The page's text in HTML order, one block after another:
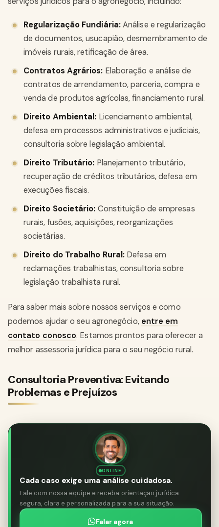
Regularização Fundiária:Análise e regularização
de documentos, usucapião, desmembramento de
imóveis rurais, retificação de área.
Contratos Agrários: Elaboração e análise de
contratos de arrendamento, parceria, compra e
venda de produtos agrícolas, financiamento rural.
Direito Ambiental: Licenciamento ambiental,
defesa em processos administrativos e judiciais,
consultoria sobre legislação ambiental.
Direito Tributário: Planejamento tributário,
recuperação de créditos tributários, defesa em
execuções fiscais.
Direito Societário: Constituição de empresas
rurais, fusões, aquisições, reorganizações
societárias.
Direito do Trabalho Rural: Defesa em
reclamações trabalhistas, consultoria sobre
legislação trabalhista rural.
Para saber mais sobre nossos serviços e como
podemos ajudar o seu agronegócio, entre em
contato conosco. Estamos prontos para oferecer a
melhor assessoria jurídica para o seu negócio rural.
Consultoria Preventiva: Evitando
Problemas e Prejuízos
ONLINE
Cada caso exige uma análise cuidadosa.
Fale com nossa equipe e receba orientação jurídica
segura, clara e personalizada para a sua situação.
Falar agora